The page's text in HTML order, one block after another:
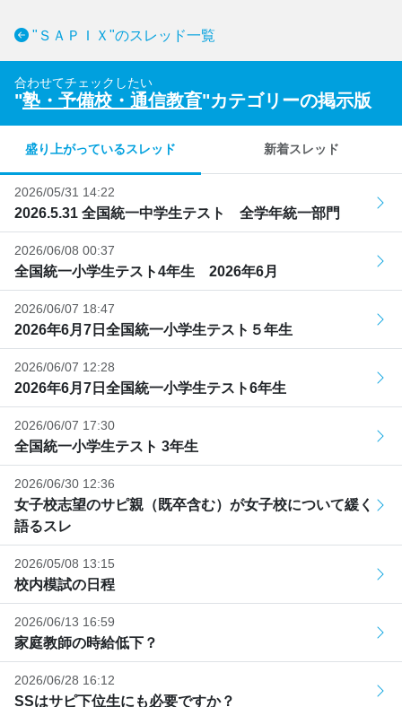
"ＳＡＰＩＸ"のスレッド一覧
合わせてチェックしたい
"塾・予備校・通信教育"カテゴリーの掲示版
盛り上がっているスレッド 新着スレッド
2026/05/31 14:22
2026.5.31 全国統一中学生テスト 全学年統一部門
2026/06/08 00:37
全国統一小学生テスト4年生 2026年6月
2026/06/07 18:47
2026年6月7日全国統一小学生テスト５年生
2026/06/07 12:28
2026年6月7日全国統一小学生テスト6年生
2026/06/07 17:30
全国統一小学生テスト 3年生
2026/06/30 12:36
女子校志望のサピ親（既卒含む）が女子校について緩く
語るスレ
2026/05/08 13:15
校内模試の日程
2026/06/13 16:59
家庭教師の時給低下？
2026/06/28 16:12
SSはサピ下位生にも必要ですか？